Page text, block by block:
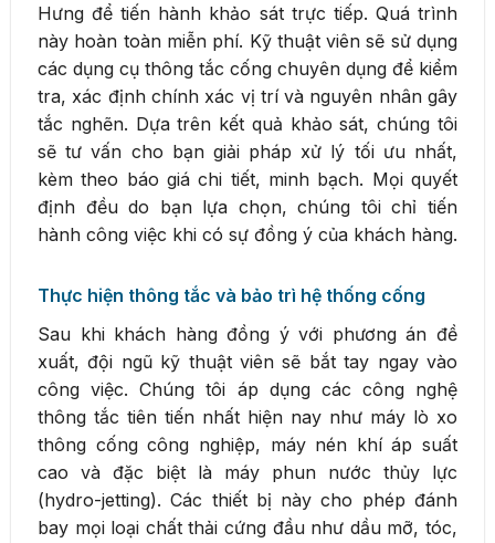
Hưng để tiến hành khảo sát trực tiếp. Quá trình
này hoàn toàn miễn phí. Kỹ thuật viên sẽ sử dụng
các dụng cụ thông tắc cống chuyên dụng để kiểm
tra, xác định chính xác vị trí và nguyên nhân gây
tắc nghẽn. Dựa trên kết quả khảo sát, chúng tôi
sẽ tư vấn cho bạn giải pháp xử lý tối ưu nhất,
kèm theo báo giá chi tiết, minh bạch. Mọi quyết
định đều do bạn lựa chọn, chúng tôi chỉ tiến
hành công việc khi có sự đồng ý của khách hàng.
Thực hiện thông tắc và bảo trì hệ thống cống
Sau khi khách hàng đồng ý với phương án đề
xuất, đội ngũ kỹ thuật viên sẽ bắt tay ngay vào
công việc. Chúng tôi áp dụng các công nghệ
thông tắc tiên tiến nhất hiện nay như máy lò xo
thông cống công nghiệp, máy nén khí áp suất
cao và đặc biệt là máy phun nước thủy lực
(hydro-jetting). Các thiết bị này cho phép đánh
bay mọi loại chất thải cứng đầu như dầu mỡ, tóc,